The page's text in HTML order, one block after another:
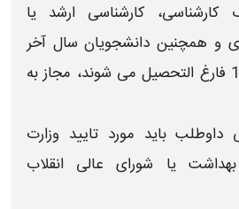
کارشناسی، کارشناسی ارشد یا
و همچنین دانشجویان سال آخر
فارغ‌ التحصیل می‌ شوند، مجاز به
باید مورد تایید وزارت
یا شورای عالی انقلاب